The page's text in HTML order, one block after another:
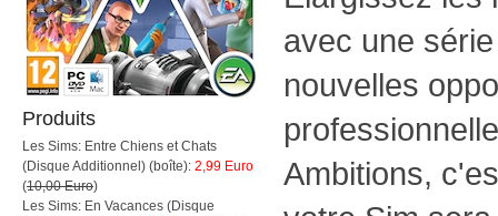
Produits
Les Sims: Entre Chiens et Chats
(Disque Additionnel) (boîte): 2,99 Euro
(10,00 Euro)
Les Sims: En Vacances (Disque
avec une
nouvelles
Ambitions,